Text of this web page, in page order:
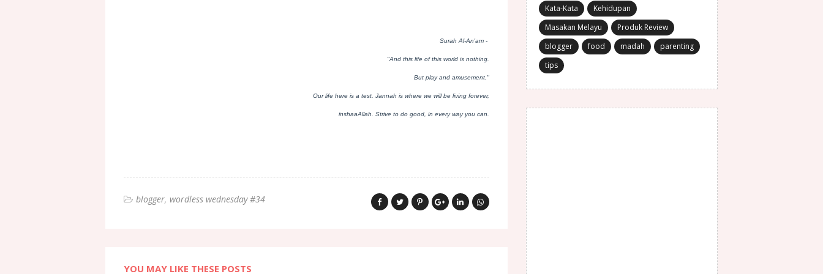
Surah Al-An'am -
"And this life of this world is nothing.
But play and amusement."
Our life here is a test. Jannah is where we will be living forever,
inshaaAllah. Strive to do good, in every way you can.
blogger wordless wednesday #34
YOU MAY LIKE THESE POSTS
Kata-Kata
Kehidupan
Masakan Melayu
Produk Review
blogger
food madah
parenting
tips